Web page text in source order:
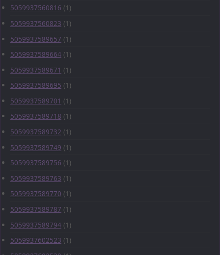
5059937560816 (1)
5059937560823 (1)
5059937589657 (1)
5059937589664 (1)
5059937589671 (1)
5059937589695 (1)
5059937589701 (1)
5059937589718 (1)
5059937589732 (1)
5059937589749 (1)
5059937589756 (1)
5059937589763 (1)
5059937589770 (1)
5059937589787 (1)
5059937589794 (1)
5059937602523 (1)